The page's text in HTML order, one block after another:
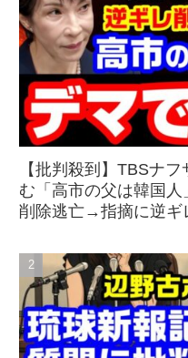
【批判殺到】TBSナ
む「高市の父は韓国
削除逃亡→指摘に逆ギ